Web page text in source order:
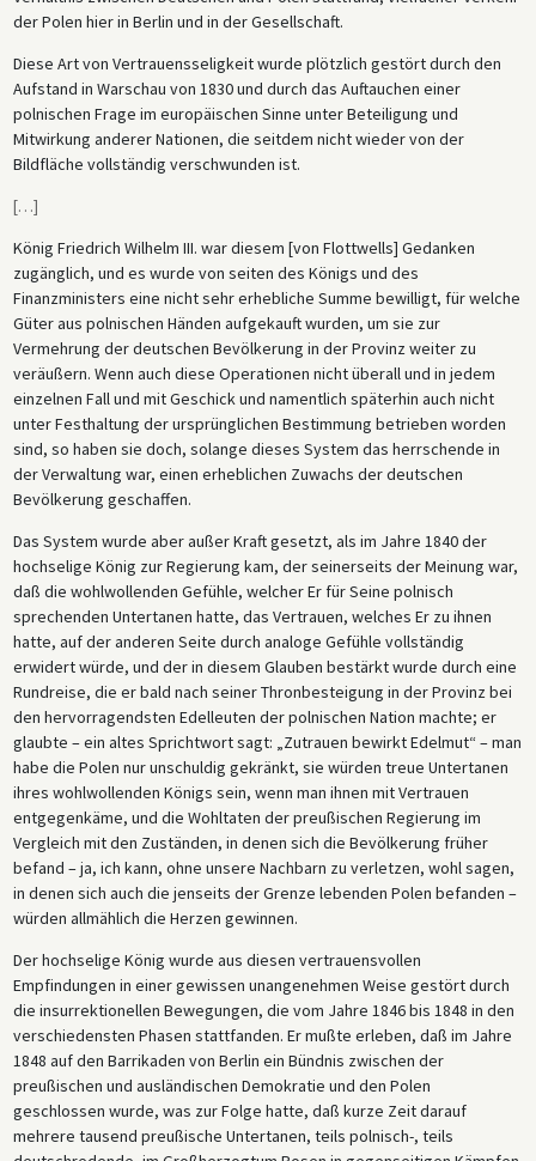
der Polen hier in Berlin und in der Gesellschaft.
Diese Art von Vertrauensseligkeit wurde plötzlich gestört durch den
Aufstand in Warschau von 1830 und durch das Auftauchen einer
polnischen Frage im europäischen Sinne unter Beteiligung und
Mitwirkung anderer Nationen, die seitdem nicht wieder von der
Bildfläche vollständig verschwunden ist.
[…]
König Friedrich Wilhelm III. war diesem [von Flottwells] Gedanken
zugänglich, und es wurde von seiten des Königs und des
Finanzministers eine nicht sehr erhebliche Summe bewilligt, für welche
Güter aus polnischen Händen aufgekauft wurden, um sie zur
Vermehrung der deutschen Bevölkerung in der Provinz weiter zu
veräußern. Wenn auch diese Operationen nicht überall und in jedem
einzelnen Fall und mit Geschick und namentlich späterhin auch nicht
unter Festhaltung der ursprünglichen Bestimmung betrieben worden
sind, so haben sie doch, solange dieses System das herrschende in
der Verwaltung war, einen erheblichen Zuwachs der deutschen
Bevölkerung geschaffen.
Das System wurde aber außer Kraft gesetzt, als im Jahre 1840 der
hochselige König zur Regierung kam, der seinerseits der Meinung war,
daß die wohlwollenden Gefühle, welcher Er für Seine polnisch
sprechenden Untertanen hatte, das Vertrauen, welches Er zu ihnen
hatte, auf der anderen Seite durch analoge Gefühle vollständig
erwidert würde, und der in diesem Glauben bestärkt wurde durch eine
Rundreise, die er bald nach seiner Thronbesteigung in der Provinz bei
den hervorragendsten Edelleuten der polnischen Nation machte; er
glaubte – ein altes Sprichtwort sagt: „Zutrauen bewirkt Edelmut“ – man
habe die Polen nur unschuldig gekränkt, sie würden treue Untertanen
ihres wohlwollenden Königs sein, wenn man ihnen mit Vertrauen
entgegenkäme, und die Wohltaten der preußischen Regierung im
Vergleich mit den Zuständen, in denen sich die Bevölkerung früher
befand – ja, ich kann, ohne unsere Nachbarn zu verletzen, wohl sagen,
in denen sich auch die jenseits der Grenze lebenden Polen befanden –
würden allmählich die Herzen gewinnen.
Der hochselige König wurde aus diesen vertrauensvollen
Empfindungen in einer gewissen unangenehmen Weise gestört durch
die insurrektionellen Bewegungen, die vom Jahre 1846 bis 1848 in den
verschiedensten Phasen stattfanden. Er mußte erleben, daß im Jahre
1848 auf den Barrikaden von Berlin ein Bündnis zwischen der
preußischen und ausländischen Demokratie und den Polen
geschlossen wurde, was zur Folge hatte, daß kurze Zeit darauf
mehrere tausend preußische Untertanen, teils polnisch-, teils